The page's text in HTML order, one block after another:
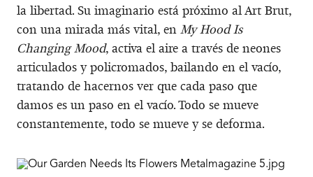
la libertad. Su imaginario está próximo al Art Brut,
con una mirada más vital, en My Hood Is
Changing Mood, activa el aire a través de neones
articulados y policromados, bailando en el vacío,
tratando de hacernos ver que cada paso que
damos es un paso en el vacío. Todo se mueve
constantemente, todo se mueve y se deforma.